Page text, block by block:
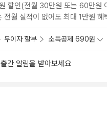
할인(전월 30만원 또는 60만원
전월 실적이 없어도 최대 1만원 혜
무이자 할부 소득공제 690원
간 알림을 받아보세요